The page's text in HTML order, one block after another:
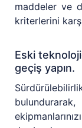
maddeler ve
kriterlerini
Eski
geçiş yapın.